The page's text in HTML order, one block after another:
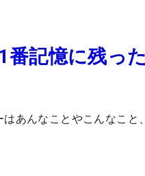
番記憶に残っ
はあんなことやこんなこ